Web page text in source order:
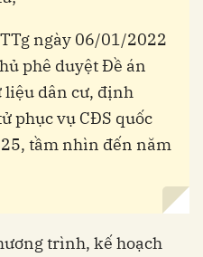
ngày 06/01/2022
phê duyệt Đề án
dân cư, định
phục vụ CĐS quốc
tầm nhìn đến năm
trình, kế hoạch